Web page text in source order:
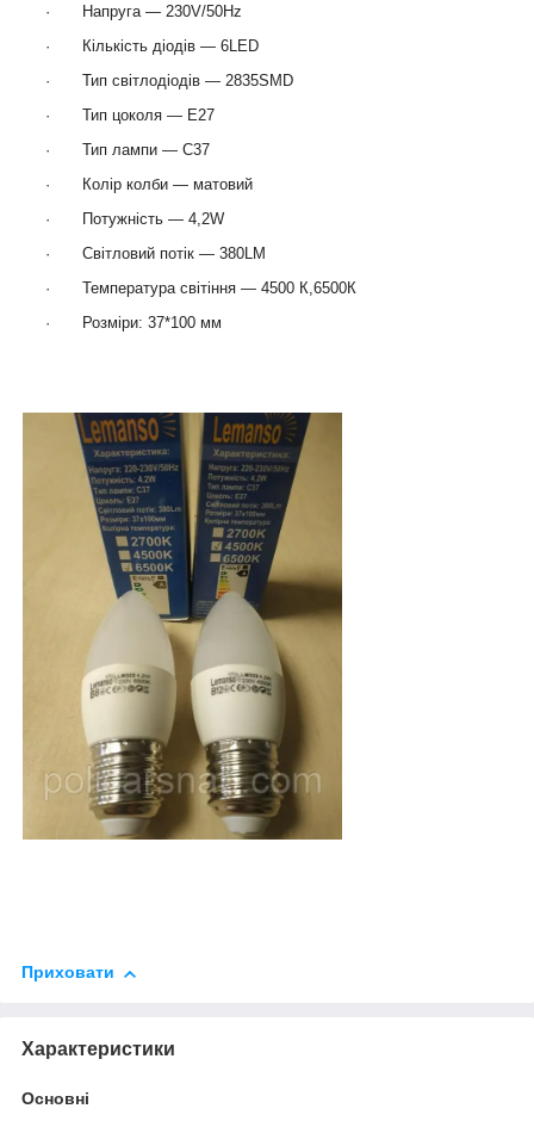
·
Напруга — 230V/50Hz
·
Кількість діодів — 6LED
·
Тип світлодіодів — 2835SMD
·
Тип цоколя — E27
·
Тип лампи — C37
·
Колір колби — матовий
·
Потужність — 4,2W
·
Світловий потік — 380LM
·
Температура світіння — 4500 К,6500К
·
Розміри: 37*100 мм
Приховати
Характеристики
Основні